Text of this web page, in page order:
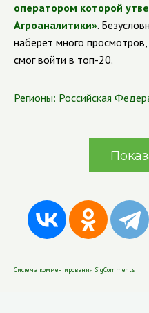
оператором которой
Агроаналитики».
наберет много
смог войти в топ-20.
Регионы: Российская
Система комментирования SigComments